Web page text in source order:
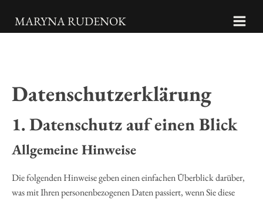
MARYNA RUDENOK
Datenschutz­erklärung
1. Datenschutz auf einen Blick
Allgemeine Hinweise
Die folgenden Hinweise geben einen einfachen Überblick darüber,
was mit Ihren personenbezogenen Daten passiert, wenn Sie diese